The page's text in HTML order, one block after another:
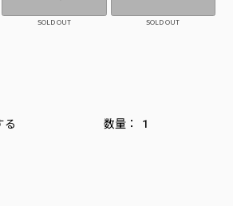
SOLD OUT SOLD OUT
る